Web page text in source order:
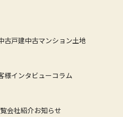
古戸建中古マンション土地
様インタビューコラム
会社紹介お知らせ